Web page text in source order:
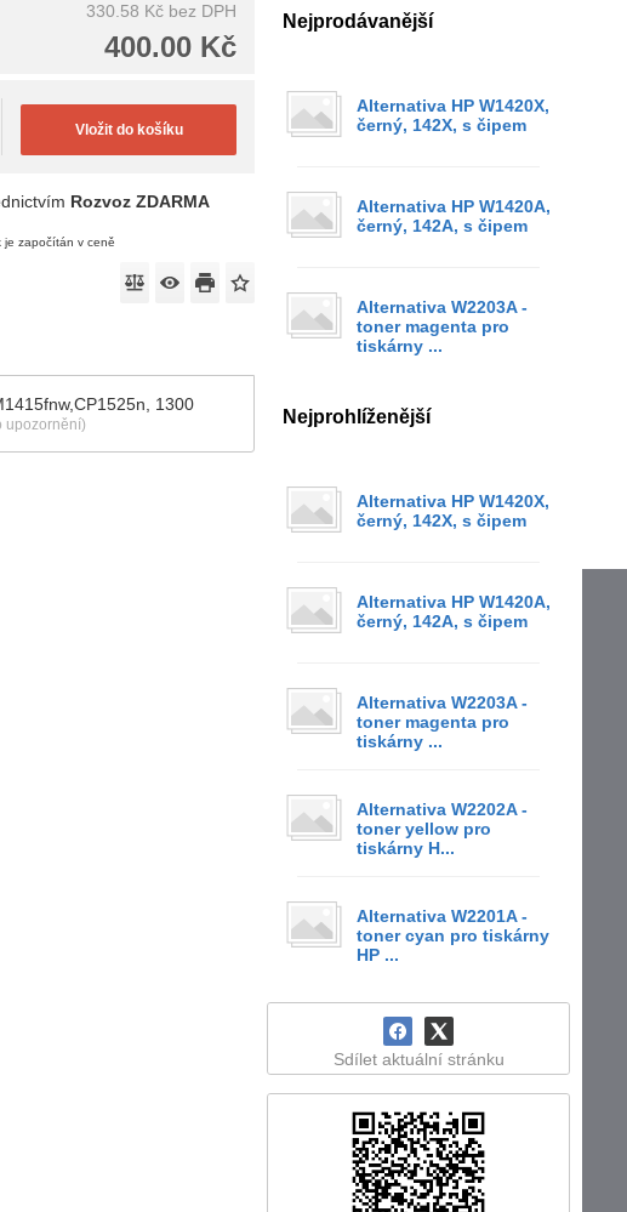
Nejprodávanější
Alternativa HP W1420X,
černý, 142X, s čipem
Alternativa HP W1420A,
černý, 142A, s čipem
Alternativa W2203A -
toner magenta pro
tiskárny ...
Nejprohlíženější
Alternativa HP W1420X,
černý, 142X, s čipem
Alternativa HP W1420A,
černý, 142A, s čipem
Alternativa W2203A -
toner magenta pro
tiskárny ...
Alternativa W2202A -
toner yellow pro
tiskárny H...
Alternativa W2201A -
toner cyan pro tiskárny
HP ...
Sdílet aktuální stránku
330.58 Kč bez DPH
400.00 Kč
Vložit do košíku
Rozvoz ZDARMA
je započítán v ceně
1300
upozornění)